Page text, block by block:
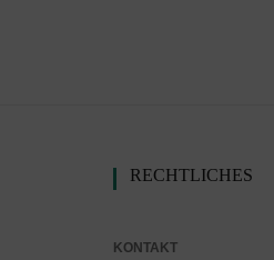
RECHTLICHES
KONTAKT